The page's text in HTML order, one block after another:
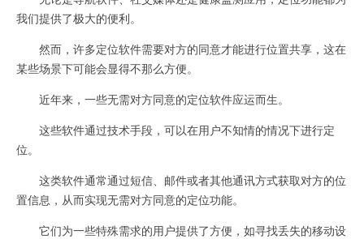
我们提供了极大的便利。
然而，许多定位软件需要对方的同意才能进行位置共享，这在
某些场景下可能会显得不那么方便。
近年来，一些无需对方同意的定位软件应运而生。
这些软件通过技术手段，可以在用户不知情的情况下进行定
位。
这类软件通常通过短信、邮件或者其他通讯方式获取对方的位
置信息，从而实现无需对方同意的定位功能。
它们为一些特殊需求的用户提供了方便，如寻找丢失的移动设